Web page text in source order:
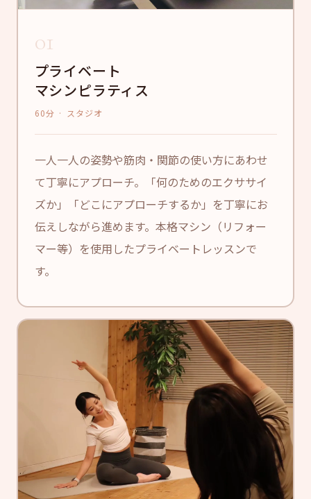
01
プライベート
マシンピラティス
60分 · スタジオ
一人一人の姿勢や筋肉・関節の使い方にあわせ
て丁寧にアプローチ。「何のためのエクササイ
ズか」「どこにアプローチするか」を丁寧にお
伝えしながら進めます。本格マシン（リフォー
マー等）を使用したプライベートレッスンで
す。